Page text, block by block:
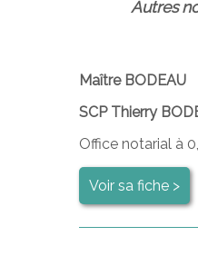
Autres
Maître BODEAU
SCP Thierry
Office notarial à
Voir sa fiche >